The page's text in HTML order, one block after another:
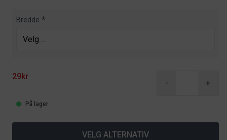
Product information
Bredde
29kr
- +
På lager
VELG ALTERNATIV